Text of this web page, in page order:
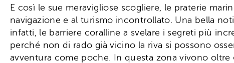
E così le sue meravigliose scogliere, le praterie
navigazione e al turismo incontrollato. Una bella
infatti, le barriere coralline a svelare i segreti più
perché non di rado già vicino la riva si possono
avventura come poche. In questa zona vivono oltre